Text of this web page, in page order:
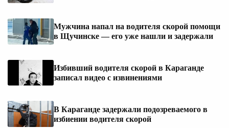
Мужчина напал на водителя скорой помощи
в Щучинске — его уже нашли и задержали
Избивший водителя скорой в Караганде
записал видео с извинениями
В Караганде задержали подозреваемого в
избиении водителя скорой